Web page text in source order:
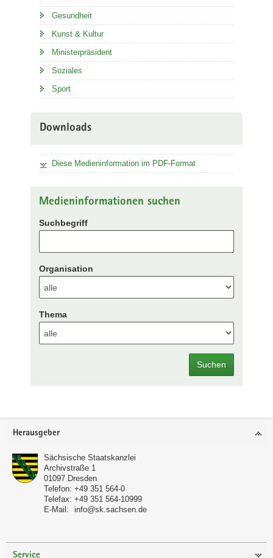
Gesundheit
Kunst & Kultur
Ministerpräsident
Soziales
Sport
Downloads
Diese Medieninformation im PDF-Format
Medieninformationen suchen
Suchbegriff
Organisation
Thema
Suchen
Footer-
Herausgeber
Sächsische Staatskanzlei
Archivstraße 1
01097 Dresden
Telefon: +49 351 564-0
Telefax: +49 351 564-10999
E-Mail:
info@sk.sachsen.de
Service